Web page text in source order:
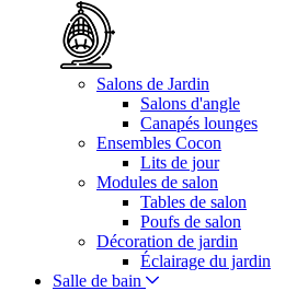
Salons de Jardin
Salons d'angle
Canapés lounges
Ensembles Cocon
Lits de jour
Modules de salon
Tables de salon
Poufs de salon
Décoration de jardin
Éclairage du jardin
Salle de bain